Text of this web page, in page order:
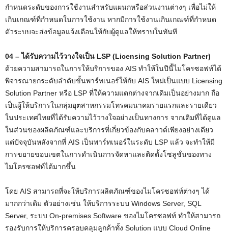
กำหนดระดับของการใช้งานสำหรับแผนกหรือส่วนงานต่างๆ เพื่อไม่ให้
เกินเกณฑ์ที่กำหนดในการใช้งาน หากมีการใช้งานเกินเกณฑ์ที่กำหนด
ตัวระบบจะส่งข้อมูลแจ้งเตือนให้กับผู้ดูแลให้ทราบในทันที
04 – ได้รับความไว้วางใจเป็น LSP (Licensing Solution Partner)
ด้วยความสามารถในการให้บริการของ AIS ทำให้ในปีนี้ไมโครซอฟท์ได้
พิจารณายกระดับลำดับขั้นพาร์ทเนอร์ให้กับ AIS ใหม่เป็นแบบ Licensing
Solution Partner หรือ LSP ที่ให้ความแตกต่างจากเดิมเป็นอย่างมาก ถือ
เป็นผู้ให้บริการในกลุ่มอุตสาหกรรมโทรคมนาคมรายแรกและรายเดียว
ในประเทศไทยที่ได้รับความไว้วางใจอย่างเป็นทางการ จากเดิมที่ได้ดูแล
ในส่วนของผลิตภัณฑ์และบริการที่เกี่ยวข้องกับคลาวด์เพียงอย่างเดียว
แต่ปัจจุบันหลังจากที่ AIS เป็นพาร์ทเนอร์ในระดับ LSP แล้ว จะทำให้มี
การขยายขอบเขตในการดำเนินการจัดหาและติดตั้งโซลูชั่นของทาง
ไมโครซอฟท์ได้มากขึ้น
โดย AIS สามารถที่จะให้บริการผลิตภัณฑ์ของไมโครซอฟท์ต่างๆ ได้
มากกว่าเดิม ตัวอย่างเช่น ให้บริการระบบ Windows Server, SQL
Server, ระบบ On-premises Software ของไมโครซอฟท์ ทำให้สามารถ
รองรับการให้บริการครอบคลุมลูกค้าทั้ง Solution แบบ Cloud Online